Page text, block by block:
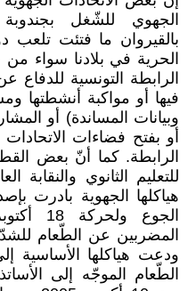
الجهوي للشّغل
بالقيروان ما فتئت تلعب
الحرية في بلادنا سواء
الرابطة التونسية للدفاع
فيها أو مواكبة أنشطتها
وبيانات المساندة) أو
أو بفتح فضاءات
الرابطة. كما أنّ بعض
للتعليم الثانوي والنقابة
هياكلها الجهوية بادرت
الجوع
المضربين عن الطّعام
ودعت هياكلها الأساسية
الطّعام الموجّه إلى